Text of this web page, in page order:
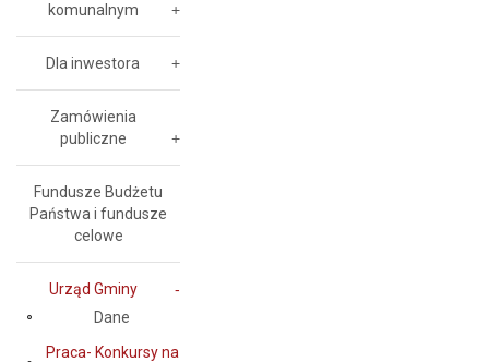
komunalnym
Dla inwestora
Zamówienia
publiczne
Fundusze Budżetu
Państwa i fundusze
celowe
Urząd Gminy
Dane
Praca- Konkursy na